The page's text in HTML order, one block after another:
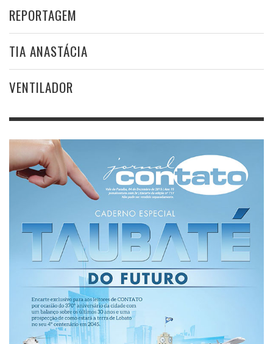
REPORTAGEM
TIA ANASTÁCIA
VENTILADOR